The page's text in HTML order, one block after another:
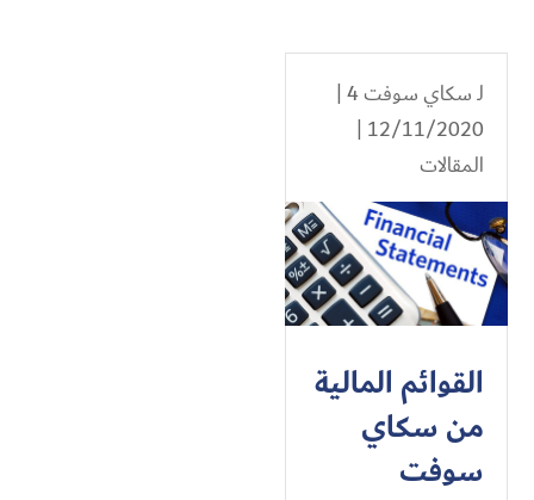
لـسكاي سوفت 4
|
12/11/2020 |
المقالات
القوائم المالية
من سكاي
سوفت